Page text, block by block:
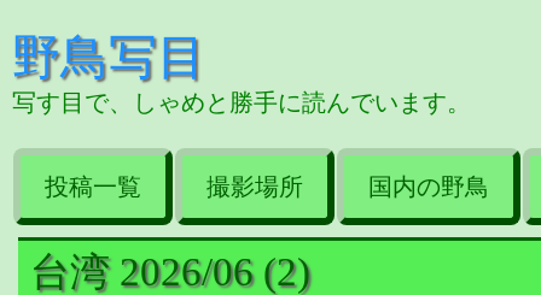
野鳥写目
写す目で、しゃめと勝手に読んでいます。
投稿一覧 撮影場所 国内の野鳥
台湾 2026/06 (2)